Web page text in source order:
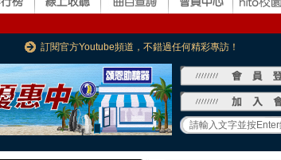
訂閱官方Youtube頻道，不錯過任何精彩專訪！